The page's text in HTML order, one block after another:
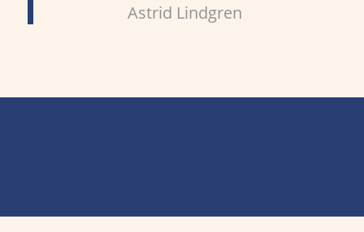
Astrid Lindgren